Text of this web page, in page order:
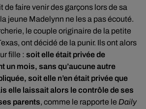
de faire venirdes garçons lors de sa
jeune Madelynn ne les a pas écouté.
le couple originaire de la petite
ont décidé de la punir. Ils ont alors
fille : soit elle était privée de
un mois, sans qu’aucune autre
soit elle n’en était privée que
elle laissait alors le contrôle de ses
parents, comme le rapporte le Daily